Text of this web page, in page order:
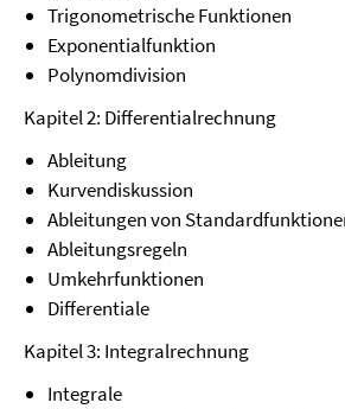
Trigonometrische Funktionen
Exponentialfunktion
Polynomdivision
Kapitel 2: Differentialrechnung
Ableitung
Kurvendiskussion
Ableitungen von
Ableitungsregeln
Umkehrfunktionen
Differentiale
Kapitel 3: Integralrechnung
Integrale